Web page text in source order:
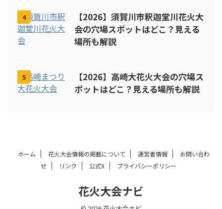
4
【2026】須賀川市釈迦堂川花火大
会の穴場スポットはどこ？見える
場所も解説
5
【2026】高崎大花火大会の穴場ス
ポットはどこ？見える場所も解説
ホーム 花火大会情報の掲載について 運営者情報
お問い合わ
せ
リンク 公式X プライバシーポリシー
花火大会ナビ